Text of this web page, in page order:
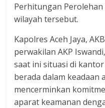
Perhitungan Perolehan
wilayah tersebut.
Kapolres Aceh Jaya,
perwakilan AKP
saat ini situasi di
berada dalam keadaan
mencerminkan
aparat keamanan